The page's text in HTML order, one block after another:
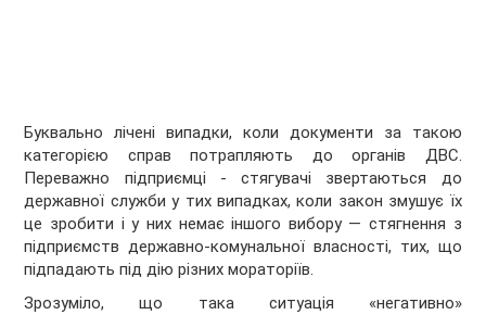
Буквально лічені випадки, коли документи за такою
категорією справ потрапляють до органів ДВС.
Переважно підприємці - стягувачі звертаються до
державної служби у тих випадках, коли закон змушує їх
це зробити і у них немає іншого вибору — стягнення з
підприємств державно-комунальної власності, тих, що
підпадають під дію різних мораторіїв.
Зрозуміло, що така ситуація «негативно»